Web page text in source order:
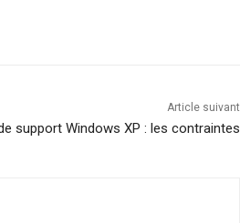
Article suivant
support Windows XP : les contraintes